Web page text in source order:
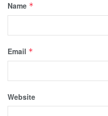
Name *
Email *
Website